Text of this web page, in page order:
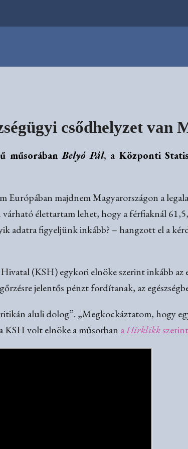
csődhelyzet van
műsorábanBelyó Pál, a Központi
Európában majdnem Magyarországon a
élettartam lehet, hogy a férfiaknál
adatra figyeljünk inkább? – hangzott el a
(KSH) egykori elnöke szerint inkább az
jelentős pénzt fordítanak, az
aluli dolog”. „Megkockáztatom, hogy
KSH volt elnöke a műsorban aHírklikkszerint